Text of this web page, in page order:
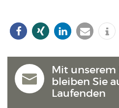
Mit
bleiben Sie
Laufenden